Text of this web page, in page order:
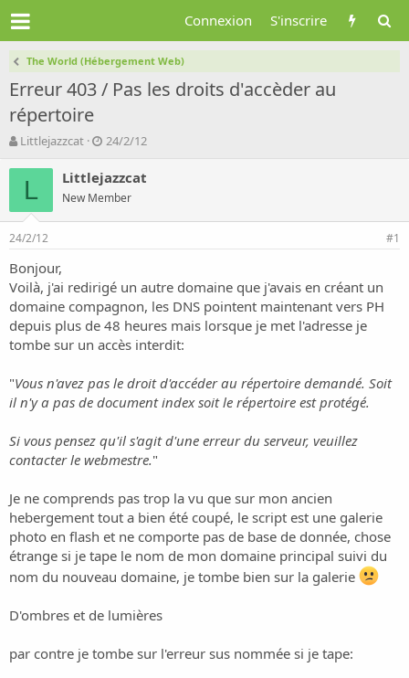
Connexion S'inscrire
The World (Hébergement Web)
Erreur 403 / Pas les droits d'accèder au
répertoire
A
t
r
d
l
a
d
i
c
s
s
o
Littlejazzcat
D
t
d
e
u
t
24/2/12
L Littlejazzcat
New Member
24/2/12 #1
Bonjour,
Voilà, j'ai redirigé un autre domaine que j'avais en créant un
domaine compagnon, les DNS pointent maintenant vers PH
depuis plus de 48 heures mais lorsque je met l'adresse je
tombe sur un accès interdit:
"Vous n'avez pas le droit d'accéder au répertoire demandé. Soit
il n'y a pas de document index soit le répertoire est protégé.
Si vous pensez qu'il s'agit d'une erreur du serveur, veuillez
contacter le webmestre."
Je ne comprends pas trop la vu que sur mon ancien
hebergement tout a bien été coupé, le script est une galerie
photo en flash et ne comporte pas de base de donnée, chose
étrange si je tape le nom de mon domaine principal suivi du
nom du nouveau domaine, je tombe bien sur la galerie
D'ombres et de lumières
par contre je tombe sur l'erreur sus nommée si je tape: